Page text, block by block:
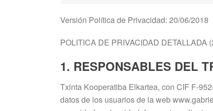
Versión Política de Privacidad: 20/06/2018
POLITICA DE PRIVACIDAD DETALLADA
1. RESPONSABLES DEL
Txinta Kooperatiba Elkartea, con CIF F-
datos de los usuarios de la web